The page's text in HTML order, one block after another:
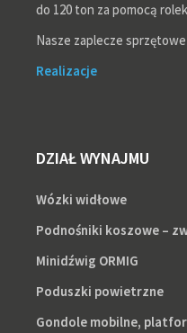
do 120 ton za pomocą
Nasze zaplecze sprzętowe
Realizacje
DZIAŁ WYNAJMU
Wózki widłowe
Podnośniki koszowe –
Minidźwig ORMIG
Poduszki powietrzne
Gondole mobilne,